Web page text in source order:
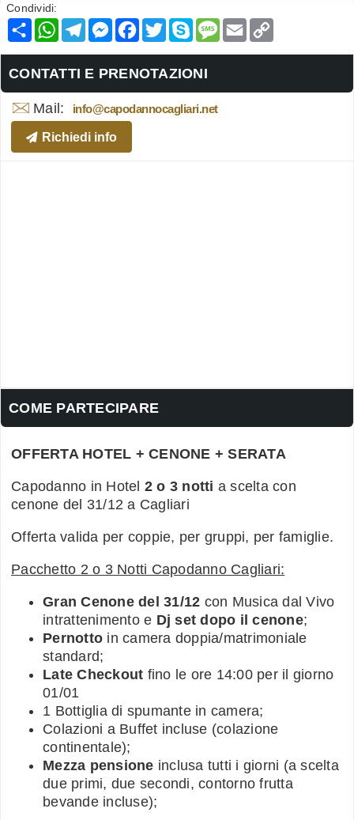
Condividi:
Condividi
WhatsApp
Telegram
Messenger
Facebook
TwitterSkypeMessage
Email
CONTATTI E PRENOTAZIONI
Mail: info@capodannocagliari.net
Richiedi info
COME PARTECIPARE
OFFERTA HOTEL + CENONE + SERATA
Capodanno in Hotel 2 o 3 notti a scelta con
cenone del 31/12 a Cagliari
Offerta valida per coppie, per gruppi, per famiglie.
Pacchetto 2 o 3 Notti Capodanno Cagliari:
Gran Cenone del 31/12 con Musica dal Vivo
intrattenimento e Dj set dopo il cenone;
Pernotto in camera doppia/matrimoniale
standard;
Late Checkout fino le ore 14:00 per il giorno
01/01
1 Bottiglia di spumante in camera;
Colazioni a Buffet incluse (colazione
continentale);
Mezza pensione inclusa tutti i giorni (a scelta
due primi, due secondi, contorno frutta
bevande incluse);